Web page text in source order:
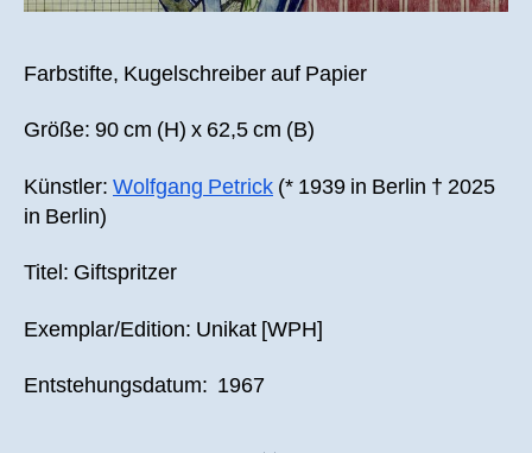
Farbstifte, Kugelschreiber auf Papier
Größe: 90 cm (H) x 62,5 cm (B)
Künstler: Wolfgang Petrick (* 1939 in Berlin † 2025
in Berlin)
Titel: Giftspritzer
Exemplar/Edition: Unikat [WPH]
Entstehungsdatum: 1967